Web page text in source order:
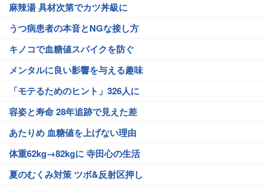
麻辣湯 具材次第でカツ丼級に
うつ病患者の本音とNGな接し方
キノコで血糖値スパイクを防ぐ
メンタルに良い影響を与える趣味
「モテるためのヒント」326人に
容姿と寿命 28年追跡で見えた差
あたりめ 血糖値を上げない理由
体重62kg→82kgに 寺田心の生活
夏のむくみ対策 ツボ&反射区押し